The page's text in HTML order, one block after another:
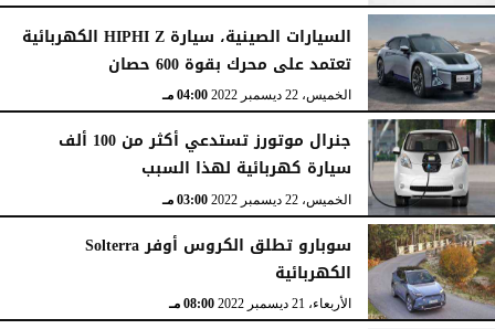
السيارات الصينية، سيارة HIPHI Z الكهربائية
تعتمد على محرك بقوة 600 حصان
الخميس، 22 ديسمبر 2022 04:00 مـ
جنرال موتورز تستدعي أكثر من 100 ألف
سيارة كهربائية لهذا السبب
الخميس، 22 ديسمبر 2022 03:00 مـ
سوبارو تطلق الكروس أوفر Solterra
الكهربائية
الأربعاء، 21 ديسمبر 2022 08:00 مـ